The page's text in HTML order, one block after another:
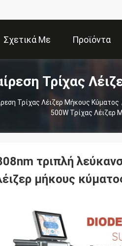
Σχετικά Με
Εμάς
Προϊόντα
Τρίχας
Τρίχας Λέιζερ Μήκους Κύματος
500W Τρίχας Λέιζερ
τριπλή
μήκους